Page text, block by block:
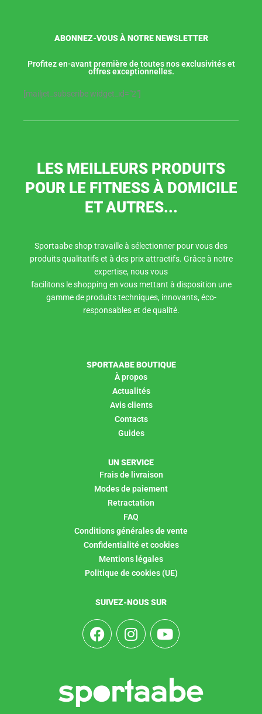
ABONNEZ-VOUS À NOTRE NEWSLETTER
Profitez en-avant première de toutes nos exclusivités et
offres exceptionnelles.
[mailjet_subscribe widget_id="2"]
LES MEILLEURS PRODUITS
POUR LE FITNESS À DOMICILE
ET AUTRES...
Sportaabe shop travaille à sélectionner pour vous des
produits qualitatifs et à des prix attractifs. Grâce à notre
expertise, nous vous
facilitons le shopping en vous mettant à disposition une
gamme de produits techniques, innovants, éco-
responsables et de qualité.
SPORTAABE BOUTIQUE
À propos
Actualités
Avis clients
Contacts
Guides
UN SERVICE
Frais de livraison
Modes de paiement
Retractation
FAQ
Conditions générales de vente
Confidentialité et cookies
Mentions légales
Politique de cookies (UE)
SUIVEZ-NOUS SUR
F
a
b
o
I
n
a
g
Y
o
u
b